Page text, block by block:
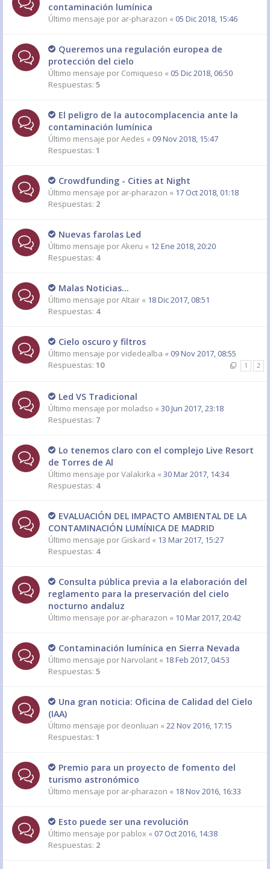
contaminación lumínica
Último mensaje por ar-pharazon « 05 Dic 2018, 15:46
Queremos una regulación europea de
protección del cielo
Último mensaje por Comiqueso « 05 Dic 2018, 06:50
Respuestas: 5
El peligro de la autocomplacencia ante la
contaminación lumínica
Último mensaje porAedes « 09 Nov 2018, 15:47
Respuestas: 1
Crowdfunding - Cities at Night
Último mensaje por ar-pharazon « 17 Oct 2018, 01:18
Respuestas: 2
Nuevas farolas Led
Último mensaje porAkeru « 12 Ene 2018, 20:20
Respuestas: 4
Malas Noticias...
Último mensaje porAltair « 18 Dic 2017, 08:51
Respuestas: 4
Cielo oscuro y filtros
Último mensaje porvidedealba « 09 Nov 2017, 08:55
Respuestas: 10 1 2
Led VS Tradicional
Último mensaje por moladso « 30 Jun 2017, 23:18
Respuestas: 7
Lo tenemos claro con el complejo Live Resort
de Torres de Al
Último mensaje porValakirka « 30 Mar 2017, 14:34
Respuestas: 4
EVALUACIÓN DEL IMPACTO AMBIENTAL DE LA
CONTAMINACIÓN LUMÍNICA DE MADRID
Último mensaje por Giskard « 13 Mar 2017, 15:27
Respuestas: 4
Consulta pública previa a la elaboración del
reglamento para la preservación del cielo
nocturno andaluz
Último mensaje por ar-pharazon « 10 Mar 2017, 20:42
Contaminación lumínica en Sierra Nevada
Último mensaje por Narvolant « 18 Feb 2017, 04:53
Respuestas: 5
Una gran noticia: Oficina de Calidad del Cielo
(IAA)
Último mensaje por deonliuan « 22 Nov 2016, 17:15
Respuestas: 1
Premio para un proyecto de fomento del
turismo astronómico
Último mensaje por ar-pharazon « 18 Nov 2016, 16:33
Esto puede ser una revolución
Último mensaje por pablox « 07 Oct 2016, 14:38
Respuestas: 2